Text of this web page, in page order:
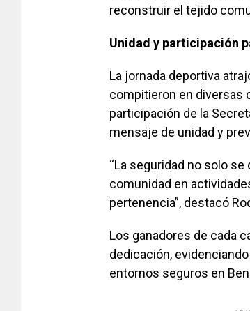
reconstruir el tejido
Unidad y participación
La jornada deportiva
compitieron en diversas
participación de la
mensaje de unidad y
“La seguridad no solo
comunidad en
pertenencia”, destacó
Los ganadores de cada
dedicación,
entornos seguros en